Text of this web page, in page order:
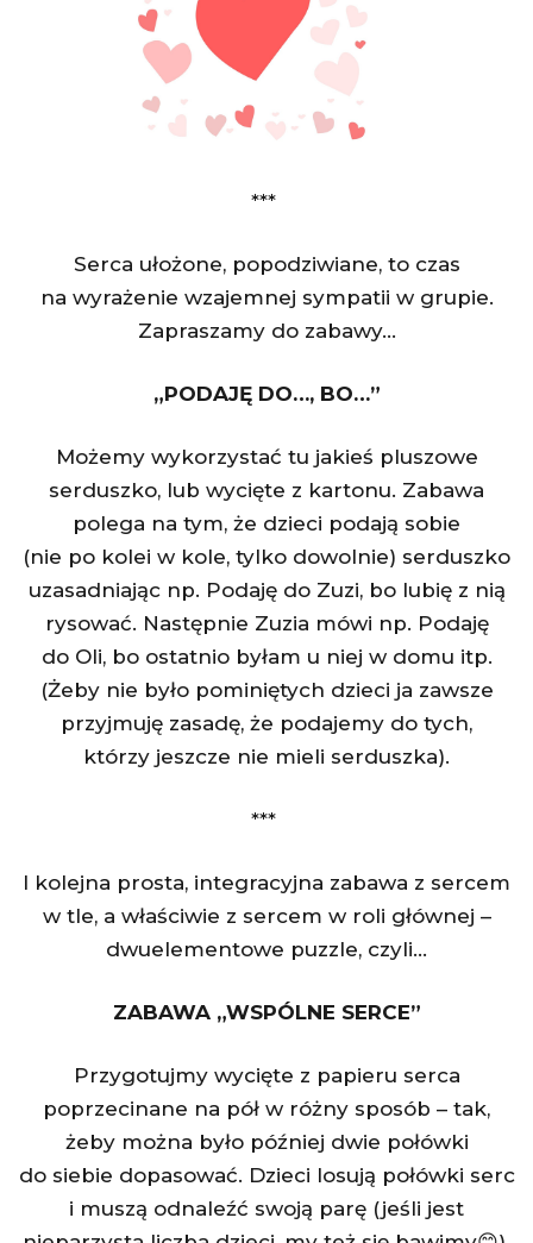
***
Serca ułożone, popodziwiane, to czas
na wyrażenie wzajemnej sympatii w grupie.
Zapraszamy do zabawy…
„PODAJĘ DO…, BO…”
Możemy wykorzystać tu jakieś pluszowe
serduszko, lub wycięte z kartonu. Zabawa
polega na tym, że dzieci podają sobie
(nie po kolei w kole, tylko dowolnie) serduszko
uzasadniając np. Podaję do Zuzi, bo lubię z nią
rysować. Następnie Zuzia mówi np. Podaję
do Oli, bo ostatnio byłam u niej w domu itp.
(Żeby nie było pominiętych dzieci ja zawsze
przyjmuję zasadę, że podajemy do tych,
którzy jeszcze nie mieli serduszka).
***
I kolejna prosta, integracyjna zabawa z sercem
w tle, a właściwie z sercem w roli głównej –
dwuelementowe puzzle, czyli…
ZABAWA „WSPÓLNE SERCE”
Przygotujmy wycięte z papieru serca
poprzecinane na pół w różny sposób – tak,
żeby można było później dwie połówki
do siebie dopasować. Dzieci losują połówki serc
i muszą odnaleźć swoją parę (jeśli jest